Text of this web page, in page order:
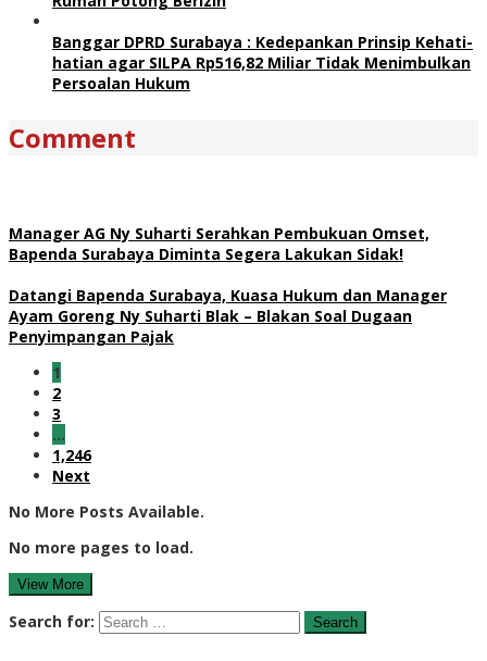
Banggar DPRD Surabaya : Kedepankan Prinsip Kehati-
hatian agar SILPA Rp516,82 Miliar Tidak Menimbulkan
Persoalan Hukum
Comment
Manager AG Ny Suharti Serahkan Pembukuan Omset,
Bapenda Surabaya Diminta Segera Lakukan Sidak!
Datangi Bapenda Surabaya, Kuasa Hukum dan Manager
Ayam Goreng Ny Suharti Blak – Blakan Soal Dugaan
Penyimpangan Pajak
1
2
3
…
1,246
Next
No More Posts Available.
No more pages to load.
View More
Search for: